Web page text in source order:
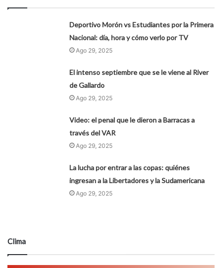
Deportivo Morón vs Estudiantes por la Primera
Nacional: día, hora y cómo verlo por TV
Ago 29, 2025
El intenso septiembre que se le viene al River
de Gallardo
Ago 29, 2025
Video: el penal que le dieron a Barracas a
través del VAR
Ago 29, 2025
La lucha por entrar a las copas: quiénes
ingresan a la Libertadores y la Sudamericana
Ago 29, 2025
Clima